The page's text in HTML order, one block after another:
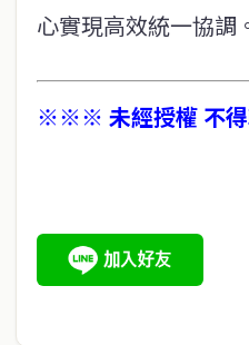
心實現高效統一協調
※※※ 未經授權 不